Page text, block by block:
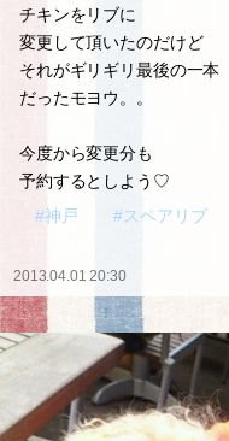
チキンをリブに
変更して頂いたのだけど
それがギリギリ最後の一本
だったモヨウ。。
今度から変更分も
予約するとしよう♡
#神戸
#スペアリブ
2013.04.01 20:30